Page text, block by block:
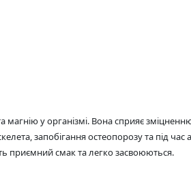
у організмі. Вона сприяє
запобігання остеопорозу та під час
приємний смак та легко засвоюються.